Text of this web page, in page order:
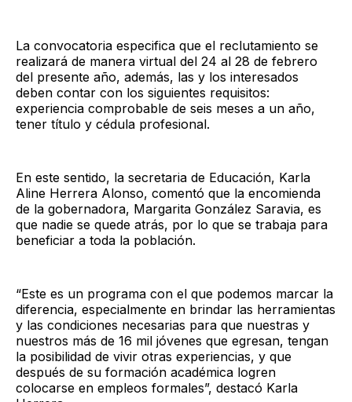
La convocatoria especifica que el reclutamiento se
realizará de manera virtual del 24 al 28 de febrero
del presente año, además, las y los interesados
deben contar con los siguientes requisitos:
experiencia comprobable de seis meses a un año,
tener título y cédula profesional.
En este sentido, la secretaria de Educación, Karla
Aline Herrera Alonso, comentó que la encomienda
de la gobernadora, Margarita González Saravia, es
que nadie se quede atrás, por lo que se trabaja para
beneficiar a toda la población.
“Este es un programa con el que podemos marcar la
diferencia, especialmente en brindar las herramientas
y las condiciones necesarias para que nuestras y
nuestros más de 16 mil jóvenes que egresan, tengan
la posibilidad de vivir otras experiencias, y que
después de su formación académica logren
colocarse en empleos formales”, destacó Karla